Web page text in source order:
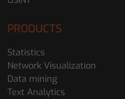
PRODUCTS
Statistics
Network Visualization
Data mining
Text Analytics